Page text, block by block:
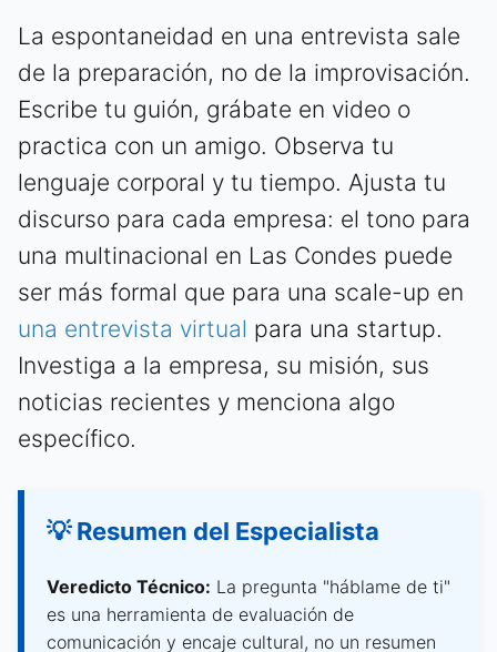
La espontaneidad en una entrevista sale
de la preparación, no de la improvisación.
Escribe tu guión, grábate en video o
practica con un amigo. Observa tu
lenguaje corporal y tu tiempo. Ajusta tu
discurso para cada empresa: el tono para
una multinacional en Las Condes puede
ser más formal que para una scale-up en
una entrevista virtual para una startup.
Investiga a la empresa, su misión, sus
noticias recientes y menciona algo
específico.
💡 Resumen del Especialista
Veredicto Técnico: La pregunta "háblame de ti"
es una herramienta de evaluación de
comunicación y encaje cultural, no un resumen